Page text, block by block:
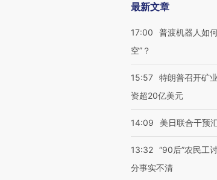
最新文章
17:00
普渡机器人如
空”？
15:57 特朗普召开矿
资超20亿美元
14:09 美日联合干预
13:32 “90后”农民工
分事实不清